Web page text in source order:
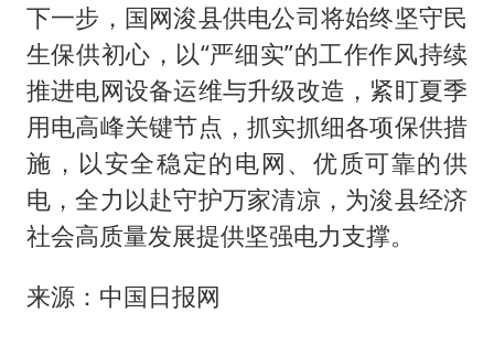
下一步，国网浚县供电公司将始终坚守民
生保供初心，以“严细实”的工作作风持续
推进电网设备运维与升级改造，紧盯夏季
用电高峰关键节点，抓实抓细各项保供措
施，以安全稳定的电网、优质可靠的供
电，全力以赴守护万家清凉，为浚县经济
社会高质量发展提供坚强电力支撑。
来源：中国日报网